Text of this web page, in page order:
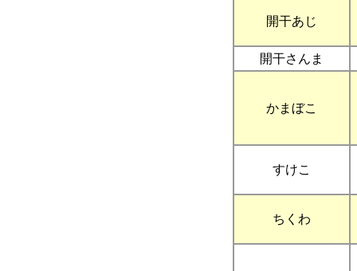
開干あじ
開干さんま
かまぼこ
すけこ
ちくわ